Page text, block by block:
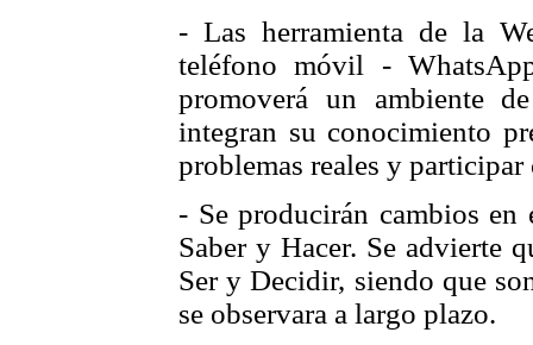
- Las herramienta de la
teléfono móvil -
promoverá un ambiente
integran su conocimiento
problemas reales y
- Se producirán cambios en
Saber y Hacer. Se advierte
Ser y Decidir, siendo que
se observara a largo plazo.